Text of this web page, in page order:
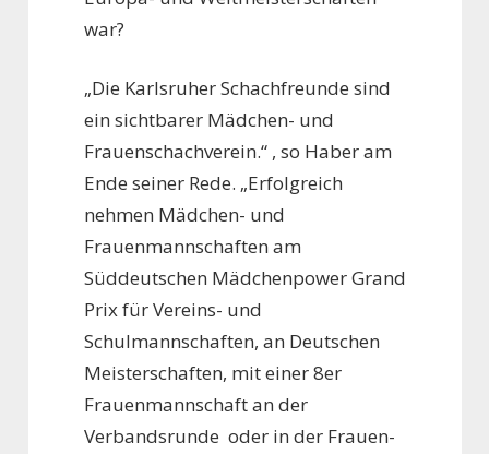
war?
„Die Karlsruher Schachfreunde sind
ein sichtbarer Mädchen- und
Frauenschachverein.“ , so Haber am
Ende seiner Rede. „Erfolgreich
nehmen Mädchen- und
Frauenmannschaften am
Süddeutschen Mädchenpower Grand
Prix für Vereins- und
Schulmannschaften, an Deutschen
Meisterschaften, mit einer 8er
Frauenmannschaft an der
Verbandsrunde oder in der Frauen-